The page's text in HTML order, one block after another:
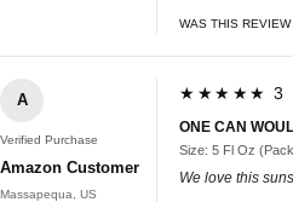
WAS THIS
A
Verified Purchase
Amazon Customer
Massapequa, US
★★★★★ 3
ONE CAN
Size: 5 Fl Oz
We love this